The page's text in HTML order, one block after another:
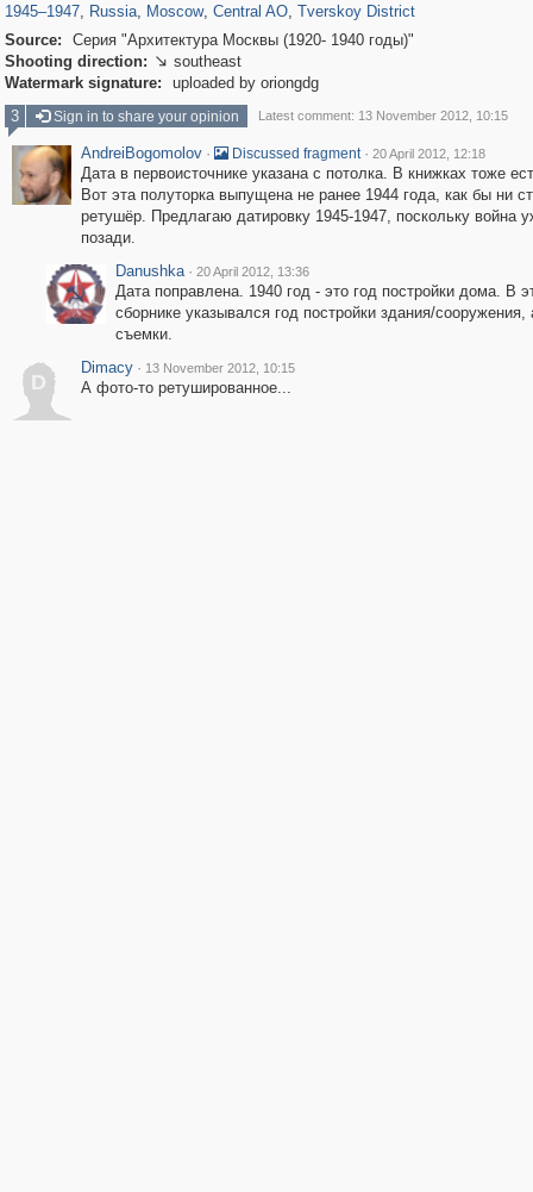
1945–1947, Russia, Moscow, Central AO, Tverskoy District
Source:
Серия "Архитектура Москвы (1920- 1940 годы)"
Shooting direction:  southeast
Watermark signature:
uploaded by oriongdg
3
Sign in to share your opinion Latest comment: 13 November 2012, 10:15
AndreiBogomolov · Discussed fragment · 20 April 2012, 12:18
Дата в первоисточнике указана с потолка. В книжках тоже
Вот эта полуторка выпущена не ранее 1944 года, как бы ни
ретушёр. Предлагаю датировку 1945-1947, поскольку война
позади.
Danushka · 20 April 2012, 13:36
Дата поправлена. 1940 год - это год постройки дома. В
сборнике указывался год постройки здания/сооружения,
съемки.
D
Dimacy · 13 November 2012, 10:15
А фото-то ретушированное...